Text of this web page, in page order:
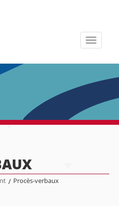
Toggle
/ Procès-verbaux